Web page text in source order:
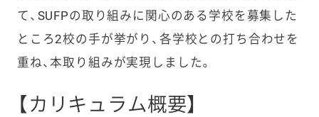
て、SUFPの取り組みに関心のある学校を募集した
ところ2校の手が挙がり、各学校との打ち合わせを
重ね、本取り組みが実現しました。
【カリキュラム概要】